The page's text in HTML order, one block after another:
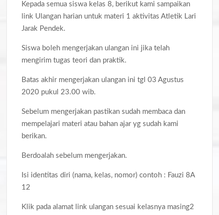
Kepada semua siswa kelas 8, berikut kami sampaikan
link Ulangan harian untuk materi 1 aktivitas Atletik Lari
Jarak Pendek.
Siswa boleh mengerjakan ulangan ini jika telah
mengirim tugas teori dan praktik.
Batas akhir mengerjakan ulangan ini tgl 03 Agustus
2020 pukul 23.00 wib.
Sebelum mengerjakan pastikan sudah membaca dan
mempelajari materi atau bahan ajar yg sudah kami
berikan.
Berdoalah sebelum mengerjakan.
Isi identitas diri (nama, kelas, nomor) contoh : Fauzi 8A
12
Klik pada alamat link ulangan sesuai kelasnya masing2